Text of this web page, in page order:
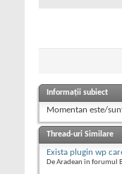
Informații subiect
Momentan este/
Thread-uri Similare
Exista plugin wp
De Aradean în forumul